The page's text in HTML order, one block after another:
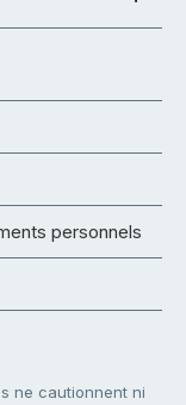
personnels
ne cautionnent ni